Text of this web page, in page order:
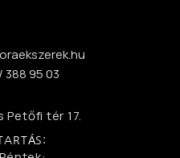
388 95 03
Petőfi tér 17.